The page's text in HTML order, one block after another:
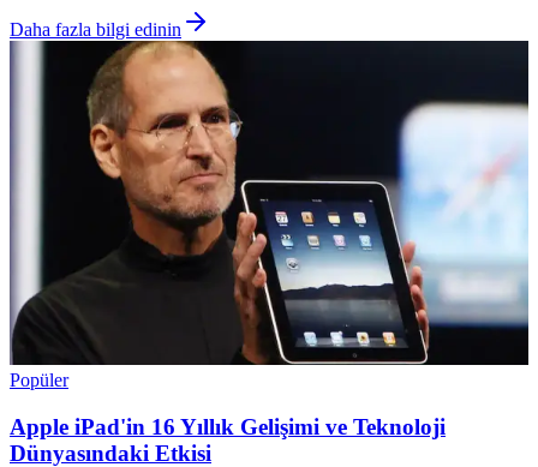
Daha fazla bilgi edinin
Popüler
Apple iPad'in 16 Yıllık Gelişimi ve Teknoloji
Dünyasındaki Etkisi